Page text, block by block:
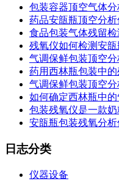
包装容器顶空气体
药品安瓿瓶顶空分
食品包装气体残留
残氧仪如何检测安
气调保鲜包装顶空
药用西林瓶包装中
气调保鲜包装顶空
如何确定西林瓶中
包装残氧仪是一款
安瓿瓶包装残氧分
日志分类
仪器设备